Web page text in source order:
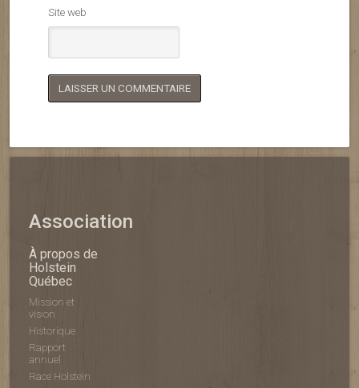
Site web
Association
À propos de
Holstein
Québec
Mission et
vision
Historique
Rapport
annuel
Race Holstein